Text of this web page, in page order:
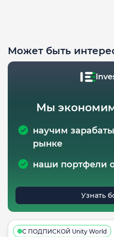
Может быть
Мы
научим
рынке
наши портфели
Узнать
С ПОДПИСКОЙ Unity World